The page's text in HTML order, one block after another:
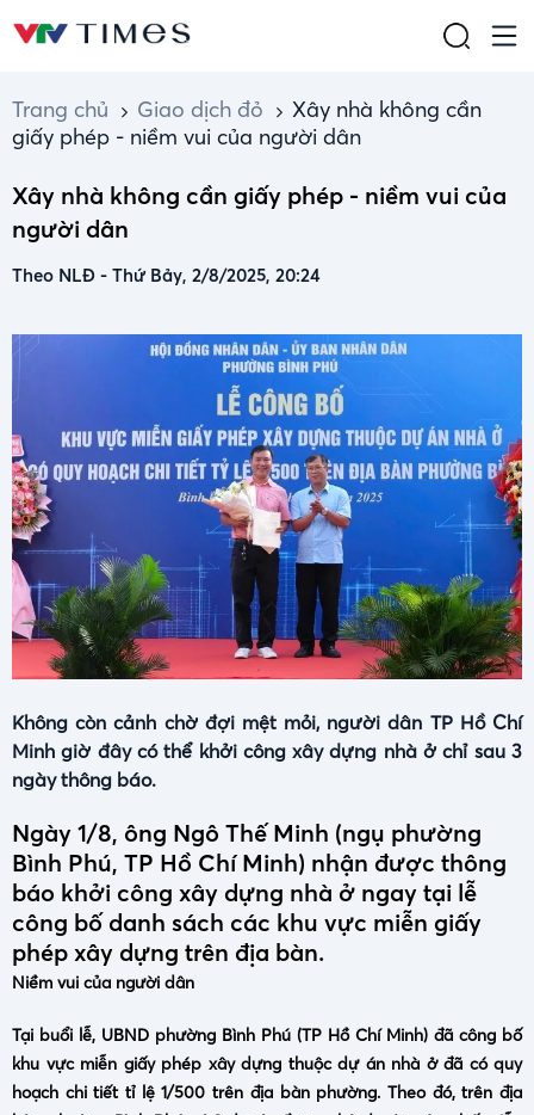
Trang chủ Giao dịch đỏ
Xây nhà không cần
giấy phép - niềm vui của người dân
Xây nhà không cần giấy phép - niềm vui của
người dân
Theo NLĐ - Thứ Bảy, 2/8/2025, 20:24
Không còn cảnh chờ đợi mệt mỏi, người dân TP Hồ Chí
Minh giờ đây có thể khởi công xây dựng nhà ở chỉ sau 3
ngày thông báo.
Ngày 1/8, ông Ngô Thế Minh (ngụ phường
Bình Phú, TP Hồ Chí Minh) nhận được thông
báo khởi công xây dựng nhà ở ngay tại lễ
công bố danh sách các khu vực miễn giấy
phép xây dựng trên địa bàn.
Niềm vui của người dân
Tại buổi lễ, UBND phường Bình Phú (TP Hồ Chí Minh) đã công bố
khu vực miễn giấy phép xây dựng thuộc dự án nhà ở đã có quy
hoạch chi tiết tỉ lệ 1/500 trên địa bàn phường. Theo đó, trên địa